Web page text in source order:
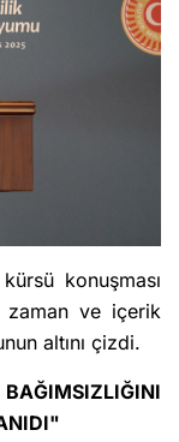
konuşması
zaman ve içerik
altını çizdi.